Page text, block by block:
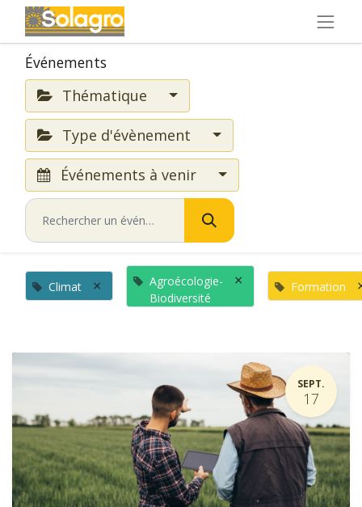
Événements
Thématique
Type d'évènement
Événements à venir
Climat ×
Agroécologie-
Biodiversité
× Formation
SEPT.
17